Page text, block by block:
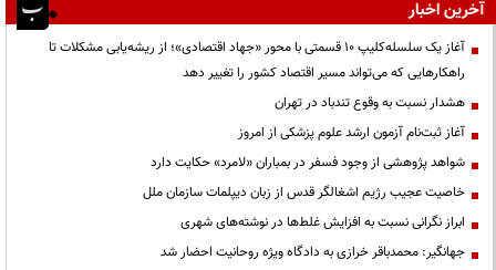
آخرین اخبار
آغاز یک سلسله‌کلیپ ۱۰ قسمتی با محور «جهاد اقتصادی»؛ از ریشه‌یابی مشکلات تا
راهکارهایی که می‌تواند مسیر اقتصاد کشور را تغییر دهد
هشدار نسبت به وقوع تندباد در تهران
آغاز ثبت‌نام آزمون ارشد علوم پزشکی از امروز
شواهد پژوهشی از وجود فسفر در بمباران «لامرد» حکایت دارد
خاصیت عجیب رژیم اشغالگر قدس از زبان دیپلمات سازمان ملل
ابراز نگرانی نسبت به افزایش غلط‌ها در نوشته‌های شهری
جهانگیر: محمدباقر خرازی به دادگاه ویژه روحانیت احضار شد